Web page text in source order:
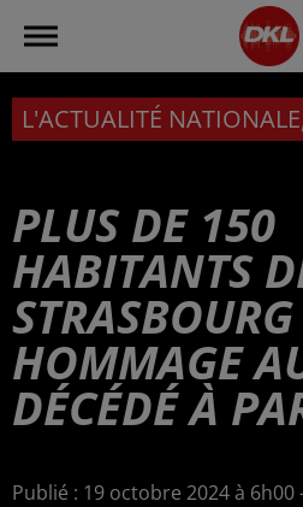
L'ACTUALITÉ
PLUS DE 150
HABITANTS
HOMMAGE
DÉCÉDÉ À
Publié : 19 octobre 2024 à